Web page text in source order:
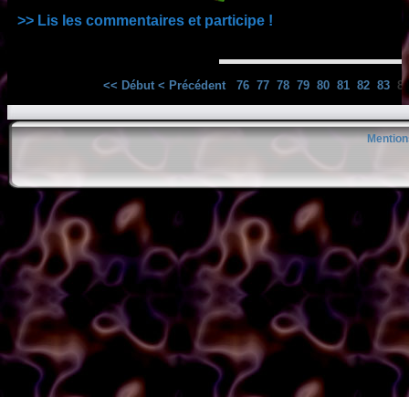
>> Lis les commentaires et participe !
<< Début < Précédent 76 77 78 79 80 81 82 83